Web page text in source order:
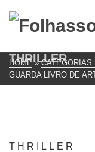
THRILLER
HOME » CATEGORIAS
GUARDA LIVRO DE
THRILLER